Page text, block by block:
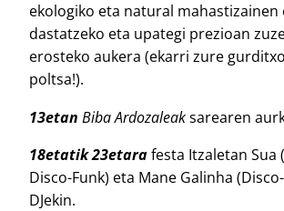
ekologiko eta natural mahastizainen
dastatzeko eta upategi prezioan
erosteko aukera (ekarri zure
poltsa!).
13etan Biba Ardozaleaksarearen
18etatik 23etarafesta Itzaletan Sua
Disco-Funk) eta Mane Galinha
DJekin.